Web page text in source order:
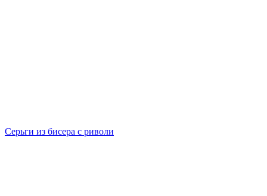
Серьги из бисера с риволи